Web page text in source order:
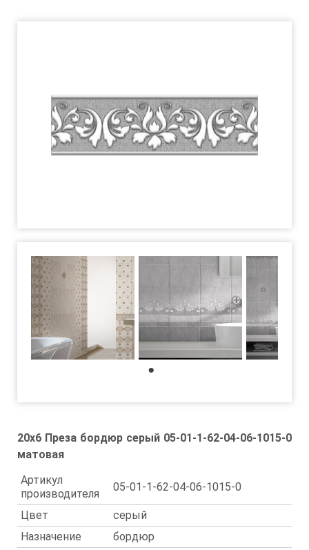
20x6 Преза бордюр серый 05-01-1-62-04-06-1015-0
матовая
Артикул
производителя
05-01-1-62-04-06-1015-0
Цвет
серый
Назначение
бордюр